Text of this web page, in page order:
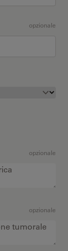
opzionale
opzionale
opzionale